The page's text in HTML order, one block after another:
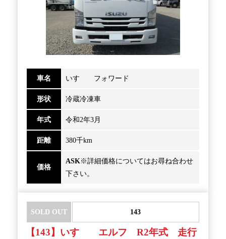
車名 いすゞ フォワード
形状 冷蔵冷凍車
年式 令和2年3月
距離 380千km
価格
ASK※詳細価格についてはお尋ね合わせ
下さい。
SOLD OUT 143
【143】いすゞ エルフ R2年式 走行